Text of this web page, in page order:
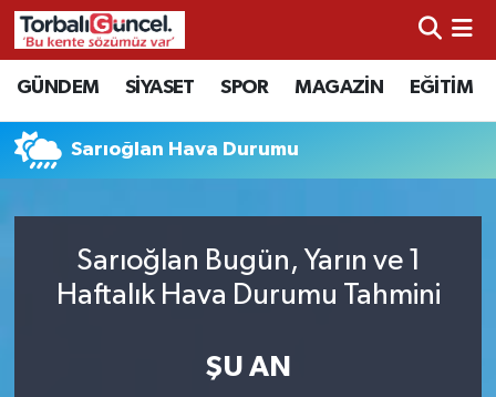
GÜNDEM SİYASET SPOR MAGAZİN EĞİTİM
Sarıoğlan Hava Durumu
Sarıoğlan Bugün, Yarın ve 1
Haftalık Hava Durumu Tahmini
ŞU AN
İzmir Nöbetçi Eczaneler
İzmir Hava Durumu
İzmir Trafik Yoğunluk Haritası
Süper Lig Puan Durumu ve Fikstür